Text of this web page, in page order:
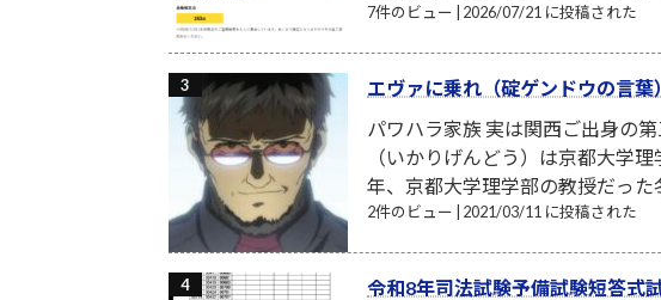
7件のビュー 2026/07/21 に投稿された
エヴァに乗れ（碇ゲンドウの言葉）
パワハラ家族 実は関西ご出身の
（いかりげんどう）は京都大学
年、京都大学理学部の教授だった
2件のビュー 2021/03/11 に投稿された
令和8年司法試験予備試験短答式